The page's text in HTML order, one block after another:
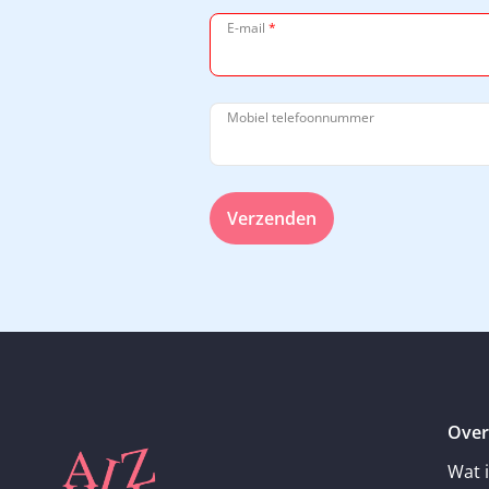
E-mail *
Mobiel telefoonnummer
Verzenden
Wat